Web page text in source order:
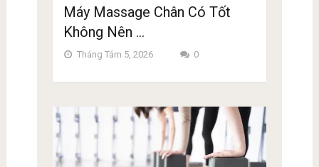
Máy Massage Chân Có Tốt
Không Nên …
Tháng Tám 5, 2026 0